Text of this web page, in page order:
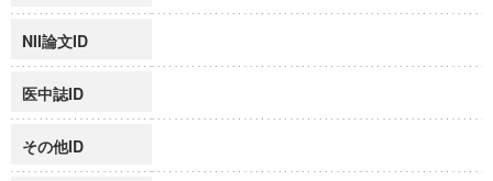
NII論文ID
医中誌ID
その他ID